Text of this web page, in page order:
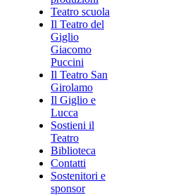
Teatro scuola
Il Teatro del
Giglio
Giacomo
Puccini
Il Teatro San
Girolamo
Il Giglio e
Lucca
Sostieni il
Teatro
Biblioteca
Contatti
Sostenitori e
sponsor